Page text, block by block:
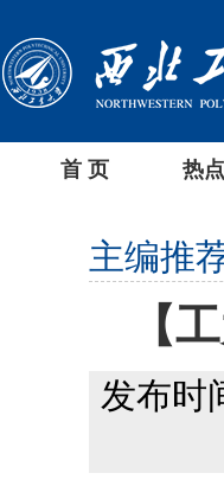
首 页 热
主编推
【
发布时